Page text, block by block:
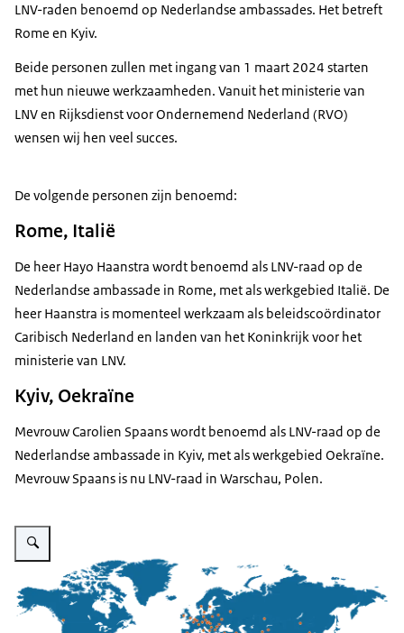
LNV-raden benoemd op Nederlandse ambassades. Het betreft
Rome en Kyiv.
Beide personen zullen met ingang van 1 maart 2024 starten
met hun nieuwe werkzaamheden. Vanuit het ministerie van
LNV en Rijksdienst voor Ondernemend Nederland (RVO)
wensen wij hen veel succes.
De volgende personen zijn benoemd:
Rome, Italië
De heer Hayo Haanstra wordt benoemd als LNV-raad op de
Nederlandse ambassade in Rome, met als werkgebied Italië. De
heer Haanstra is momenteel werkzaam als beleidscoördinator
Caribisch Nederland en landen van het Koninkrijk voor het
ministerie van LNV.
Kyiv, Oekraïne
Mevrouw Carolien Spaans wordt benoemd als LNV-raad op de
Nederlandse ambassade in Kyiv, met als werkgebied Oekraïne.
Mevrouw Spaans is nu LNV-raad in Warschau, Polen.
Vergroot afbeelding Wereldkaart 2024 LAN